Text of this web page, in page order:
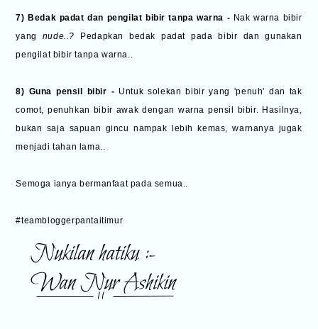
7) Bedak padat dan pengilat bibir tanpa warna - Nak warna bibir
yang nude..?
Pedapkan bedak padat pada bibir dan gunakan
pengilat bibir tanpa warna..
8) Guna pensil bibir - Untuk solekan bibir yang 'penuh' dan tak
comot, penuhkan bibir awak dengan warna pensil bibir. Hasilnya,
bukan saja sapuan gincu nampak lebih kemas, warnanya jugak
menjadi tahan lama..
Semoga ianya bermanfaat pada semua..
#teambloggerpantaitimur